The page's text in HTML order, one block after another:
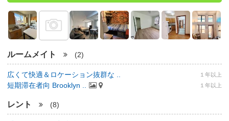
ルームメイト (2)
広くて快適＆ロケーション抜群な .. １年以上
短期滞在者向 Brooklyn .. １年以上
レント (8)